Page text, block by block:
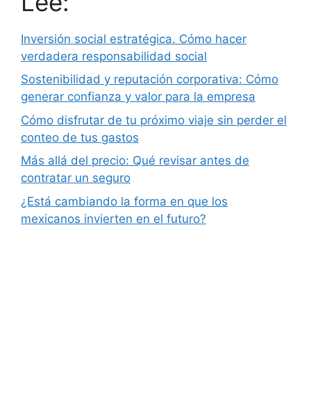
Inversión social estratégica. Cómo hacer
verdadera responsabilidad social
Sostenibilidad y reputación corporativa: Cómo
generar confianza y valor para la empresa
Cómo disfrutar de tu próximo viaje sin perder el
conteo de tus gastos
Más allá del precio: Qué revisar antes de
contratar un seguro
¿Está cambiando la forma en que los
mexicanos invierten en el futuro?